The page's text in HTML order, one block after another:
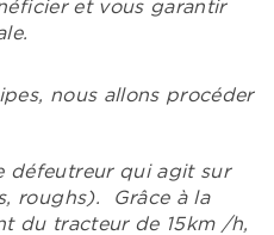
et vous garantir
nous allons procéder
défeutreur qui agit sur
roughs). Grâce à la
du tracteur de 15km /h,